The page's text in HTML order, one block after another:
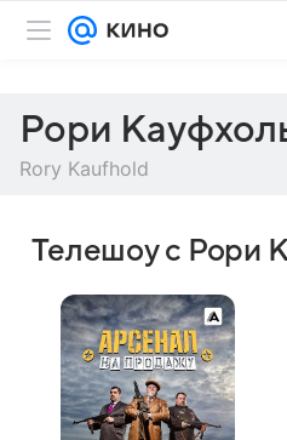
Рори
Rory Kaufhold
Телешоу с Рори